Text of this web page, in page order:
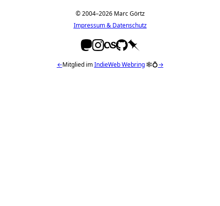
© 2004–2026 Marc Görtz
Impressum & Datenschutz
←Mitglied imIndieWeb Webring🕸💍→